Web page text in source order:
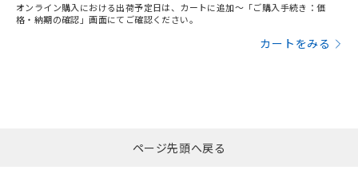
オンライン購入における出荷予定日は、カートに追加～「ご購入手続き：価
格・納期の確認」画面にてご確認ください。
カートをみる
ページ先頭へ戻る